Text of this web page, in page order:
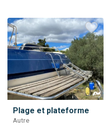
Plage et plateforme
Autre